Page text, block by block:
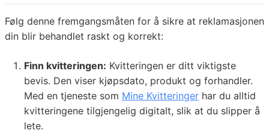
Følg denne fremgangsmåten for å sikre at reklamasjonen
din blir behandlet raskt og korrekt:
Finn kvitteringen: Kvitteringen er ditt viktigste
bevis. Den viser kjøpsdato, produkt og forhandler.
Med en tjeneste som Mine Kvitteringer har du alltid
kvitteringene tilgjengelig digitalt, slik at du slipper å
lete.